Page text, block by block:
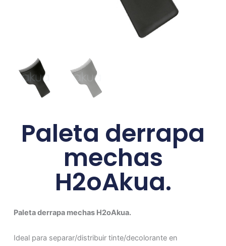
Paleta derrapa
mechas
H2oAkua.
Paleta derrapa mechas H2oAkua.
Ideal para separar/distribuir tinte/decolorante en